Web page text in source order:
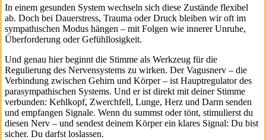
In einem gesunden System wechseln sich diese Zustände flexibel
ab. Doch bei Dauerstress, Trauma oder Druck bleiben wir oft im
sympathischen Modus hängen – mit Folgen wie innerer Unruhe,
Überforderung oder Gefühllosigkeit.
Und genau hier beginnt die Stimme als Werkzeug für die
Regulierung des Nervensystems zu wirken. Der Vagusnerv – die
Verbindung zwischen Gehirn und Körper – ist Hauptregulator des
parasympathischen Systems. Und er ist direkt mit deiner Stimme
verbunden: Kehlkopf, Zwerchfell, Lunge, Herz und Darm senden
und empfangen Signale. Wenn du summst oder tönt, stimulierst du
diesen Nerv – und sendest deinem Körper ein klares Signal: Du bist
sicher. Du darfst loslassen.